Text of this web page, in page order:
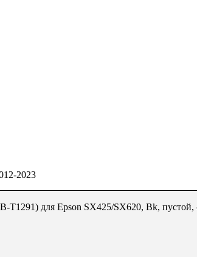
2023
T1291) для Epson SX425/SX620, Bk, пустой,